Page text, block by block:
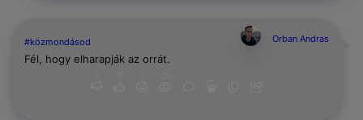
#közmondásod Orban Andras
Fél, hogy elharapják az orrát.